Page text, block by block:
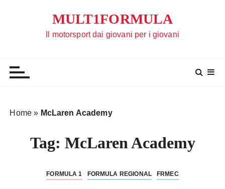
MULT1FORMULA
Il motorsport dai giovani per i giovani
Home » McLaren Academy
Tag: McLaren Academy
FORMULA 1 FORMULA REGIONAL FRMEC